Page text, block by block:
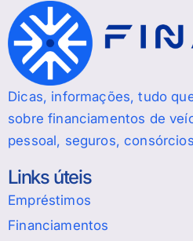
Dicas, informações, tudo
sobre financiamentos de
pessoal, seguros,
Links úteis
Empréstimos
Financiamentos